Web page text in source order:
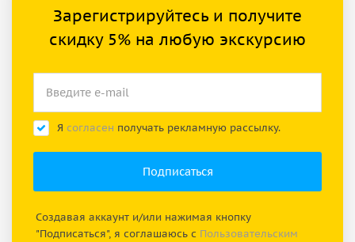
Зарегистрируйтесь и получите
скидку 5% на любую экскурсию
Я согласен получать рекламную рассылку.
Создавая аккаунт и/или нажимая кнопку
"Подписаться", я соглашаюсь с Пользовательским